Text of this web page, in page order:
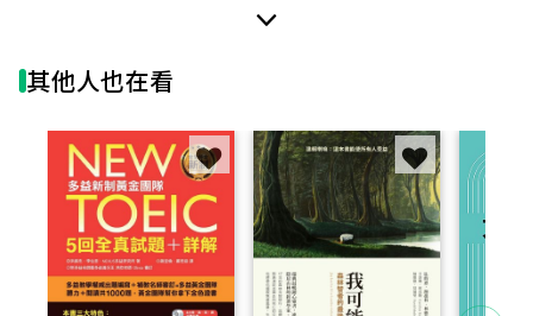
◆發展創造力，跑步最有效◆
腦產生巨大影響的機制，並提供臨床的實際案例和實做
的「處方箋」，讓我們簡簡單單就能快樂地進行生命升
【特色、獎項、推薦】
其他人也在看